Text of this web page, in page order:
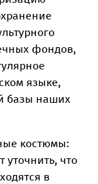
фондов,
языке,
базы наших
костюмы:
уточнить, что
в